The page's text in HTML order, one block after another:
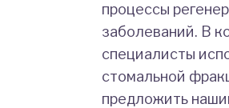
процессы
заболеваний. В
специалисты
стомальной
предложить